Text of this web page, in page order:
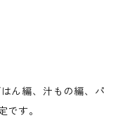
ん編、汁もの編、パ
です。